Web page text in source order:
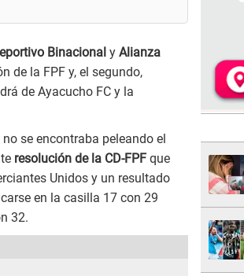
Binacional y Alianza
de la FPF y, el segundo,
de Ayacucho FC y la
se encontraba peleando el
resolución de la CD-FPF que
Unidos y un resultado
en la casilla 17 con 29
32.